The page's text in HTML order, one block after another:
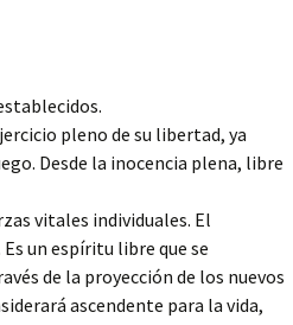
pleno de su libertad, ya
Desde la inocencia plena, libre
vitales individuales. El
un espíritu libre que se
de la proyección de los nuevos
ascendente para la vida,